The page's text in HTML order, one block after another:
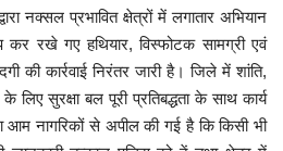
नक्सल प्रभावित क्षेत्रों में लगातार अभियान
कर रखे गए हथियार, विस्फोटक सामग्री एवं
की कार्रवाई निरंतर जारी है। जिले में शांति,
लिए सुरक्षा बल पूरी प्रतिबद्धता के साथ कार्य
आम नागरिकों से अपील की गई है कि किसी भी